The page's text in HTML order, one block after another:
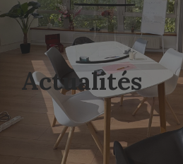
Actualités